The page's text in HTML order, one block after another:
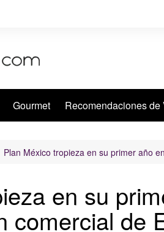
Gourmet Recomendaciones de
Plan México tropieza en su primer año
en su
comercial de